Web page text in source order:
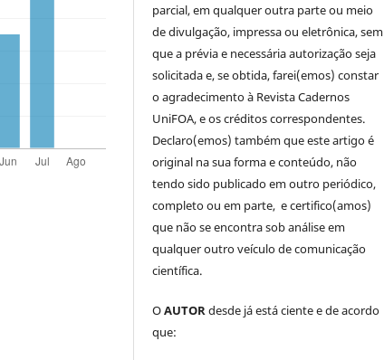
parcial, em qualquer outra parte ou meio
de divulgação, impressa ou eletrônica, sem
que a prévia e necessária autorização seja
solicitada e, se obtida, farei(emos) constar
o agradecimento à Revista Cadernos
UniFOA, e os créditos correspondentes.
Declaro(emos) também que este artigo é
original na sua forma e conteúdo, não
tendo sido publicado em outro periódico,
completo ou em parte, e certifico(amos)
que não se encontra sob análise em
qualquer outro veículo de comunicação
científica.
OAUTORdesde já está ciente e de acordo
que: